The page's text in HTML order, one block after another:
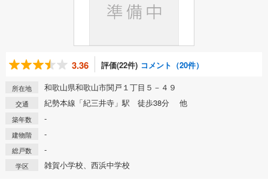
3.36 評価(22件) コメント（20件）
所在地 和歌山県和歌山市関戸１丁目５－４９
交通 紀勢本線「紀三井寺」駅 徒歩38分 他
築年数 -
建物階 -
総戸数 -
学区 雑賀小学校、西浜中学校